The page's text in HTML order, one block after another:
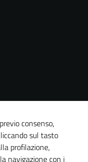
consenso,
sul tasto
profilazione,
navigazione con i
raccolgono